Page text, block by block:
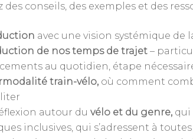
des conseils, des exemples et des
avec une vision systémique de
de nos temps de trajet –
au quotidien, étape
train-vélo, où comment
autour du vélo et du genre, qui
inclusives, qui s’adressent à